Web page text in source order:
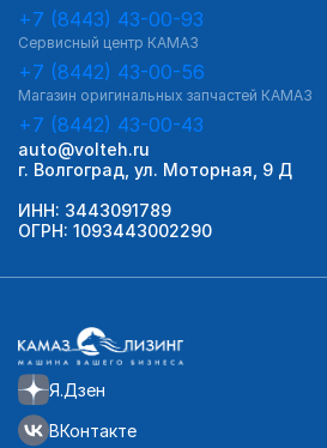
Я.Дзен
ВКонтакте
+7 (8443) 43-00-93
Сервисный центр КАМАЗ
+7 (8442) 43-00-56
Магазин оригинальных запчастей КАМАЗ
+7 (8442) 43-00-43
auto@volteh.ru
г. Волгоград, ул. Моторная, 9 Д
ИНН: 3443091789
ОГРН: 1093443002290